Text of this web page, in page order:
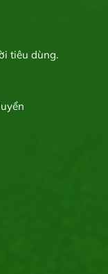
tiêu dùng.